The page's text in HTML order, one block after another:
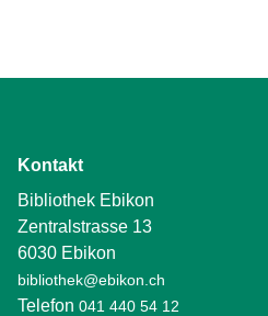
Kontakt
Bibliothek Ebikon
Zentralstrasse 13
6030 Ebikon
bibliothek@ebikon.ch
Telefon 041 440 54 12